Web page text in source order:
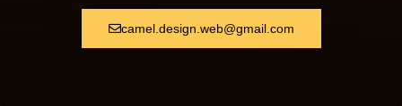
camel.design.web@gmail.com